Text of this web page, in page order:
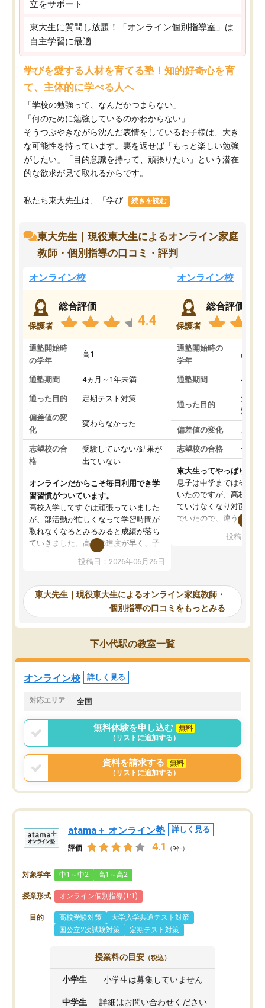
立をサポート
東大生に質問し放題！「オンライン個別指導室」は
自主学習に最適
学びを愛する人材を育てる塾！知的好奇心を育
て、主体的に学べる人へ
「学校の勉強って、なんだかつまらない」
「何のために勉強しているのかわからない」
そうつぶやきながら沈んだ表情をしているお子様は、大き
な可能性を持っています。裏を返せば「もっと楽しい勉強
がしたい」「目的意識を持って、頑張りたい」という潜在
的な欲求が見て取れるからです。
私たち東大先生は、「学び... 続きを読む
東大先生｜現役東大生によるオンライン家庭
教師・個別指導の口コミ・評判
オンライン校
保護者
総合評価
4.4
通塾開始時
の学年
高1
通塾期間 4ヵ月～1年未満
通った目的 定期テスト対策
偏差値の変
化
変わらなかった
志望校の合
格
受験していない/結果が
出ていない
オンラインだからこそ毎日利用でき学
習習慣がついています。
高校入学してすぐは頑張っていました
が、部活動が忙しくなって学習時間が
取れなくなるとみるみると成績が落ち
ていきました。高校の進度が早く、子
供も家に帰って勉強の話すると嫌な反
応を示します。東大先生にお願いして
れるので、親としても安心です。毎日
使える自習室とかもあり、わからない
ところがあれば先生が回答してくれる
のも重宝しています。
投稿日：2026年06月26日
オンライン校
保護者
総合評価
通塾開始時の
学年
高3
通塾期間 4ヵ月
通った目的
大学
対策
偏差値の変化 上が
志望校の合格 合格
東大生ってやっぱりすご
息子は中学まではそこそ
いたのですが、高校に入
ていけなくなり対面の塾
でいたので、違うアプロ
で、当初は模試でD判定
自習室が毎日使えていつ
るのが心強かったよう
謝です。
投稿日：
東大先生｜現役東大生によるオンライン家庭教師・
個別指導の口コミをもっとみる
下小代駅の教室一覧
オンライン校 詳しく見る
対応エリア 全国
無料体験を申し込む
無料
（リストに追加する）
資料を請求する
無料
（リストに追加する）
atama＋ オンライン塾 詳しく見る
評価 4.1 （9件）
対象学年 中1～中2 高1～高2
授業形式 オンライン個別指導(1:1)
目的 高校受験対策
大学入学共通テスト対策
国公立2次試験対策
定期テスト対策
授業料の目安 （税込）
小学生 小学生は募集していません
中学生 詳細はお問い合わせください